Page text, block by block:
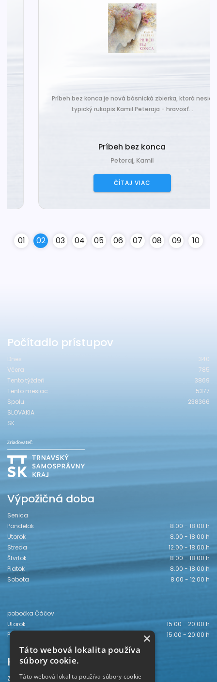
Príbeh bez konca je nová básnická zbierka, ktorá nesie
typický rukopis Kamil Peteraja - hravosť...
Príbeh bez konca
Peteraj, Kamil
ČÍTAJ VIAC
01 02 03 04 05 06 07 08 09 10
Počítadlo prístupov
Dnes
340
Včera
785
Tento týždeň
3869
Tento mesiac
5377
Spolu
238366
SLOVAKIA
SK
Výpožičná doba
Senica
Pondelok
8.00 - 18.00 h
Utorok
8.00 - 18.00 h
Streda
12.00 - 18.00 h
Štvrtok
8.00 - 18.00 h
Piatok
8.00 - 18.00 h
Sobota
8.00 - 12.00 h
pobočka Čáčov
Utorok
15.00 - 20.00 h
Piatok
15.00 - 20.00 h
Kontakt
Záhorská knižnica
×
Táto webová lokalita používa
súbory cookie.
Táto webová lokalita používa súbory cookie